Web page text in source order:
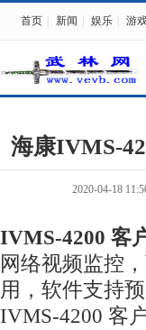
首页 新闻 娱乐 游
海康IVMS-
2020-04-18
IVMS-4200 客
网络视频监控
用，软件支持
IVMS-4200 客